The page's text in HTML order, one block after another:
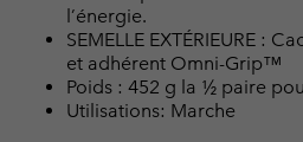
l’énergie.
SEMELLE EXTÉRIEURE :
et adhérent Omni-Grip™
Poids : 452 g la ½ paire
Utilisations: Marche